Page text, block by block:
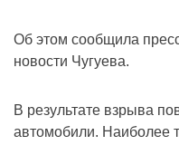
Об этом сообщила
новости Чугуева.
В результате взрыва
автомобили. Наиболее